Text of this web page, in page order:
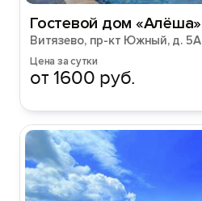
Гостевой дом «Алёша»
Витязево, пр-кт Южный, д. 5А
Цена за сутки
от 1600 руб.